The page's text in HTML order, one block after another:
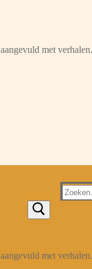
met verhalen.
Zoeken
met verhalen.